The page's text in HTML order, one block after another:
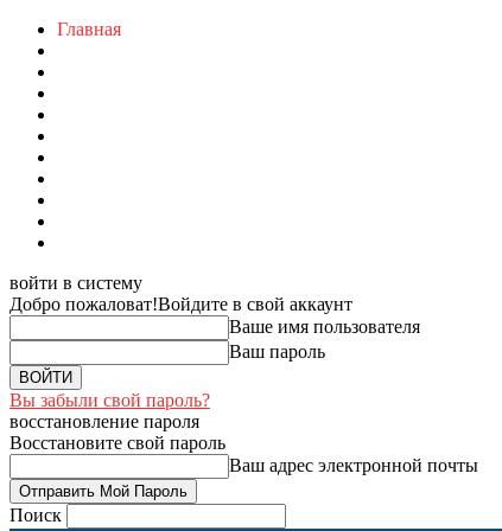
Главная
войти в систему
Добро пожаловат!Войдите в свой аккаунт
Ваше имя пользователя
Ваш пароль
Вы забыли свой пароль?
восстановление пароля
Восстановите свой пароль
Ваш адрес электронной почты
Поиск